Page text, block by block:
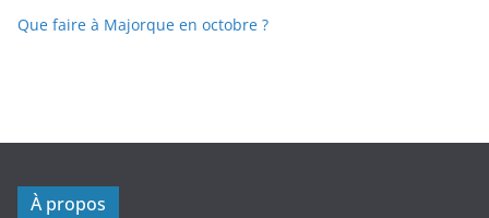
Que faire à Majorque en octobre ?
À propos